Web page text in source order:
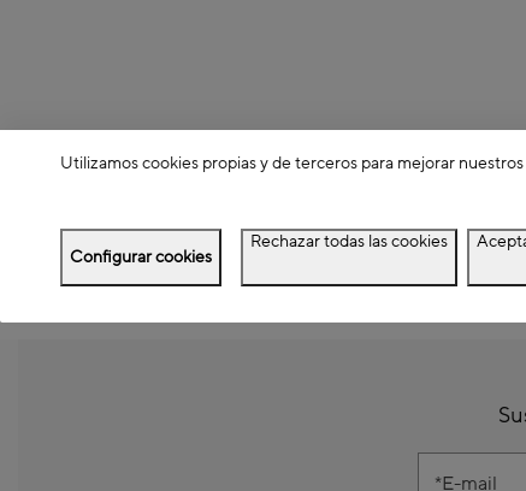
E-mail
Utilizamos cookies propias y de terceros para mejorar
Configurar cookies
Rechazar todas las cookies